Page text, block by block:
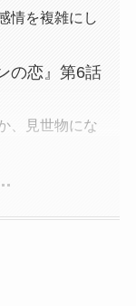
情を複雑にし
の恋』第6話
、見世物にな